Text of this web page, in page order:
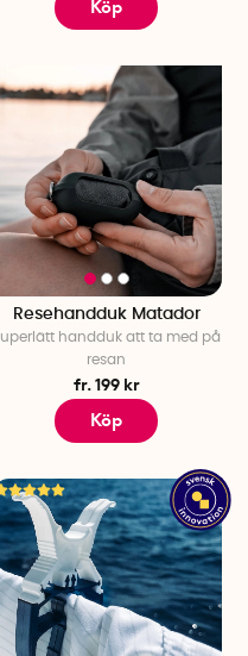
Köp
Resehandduk Matador
handduk att ta med på
resan
fr. 199 kr
Köp